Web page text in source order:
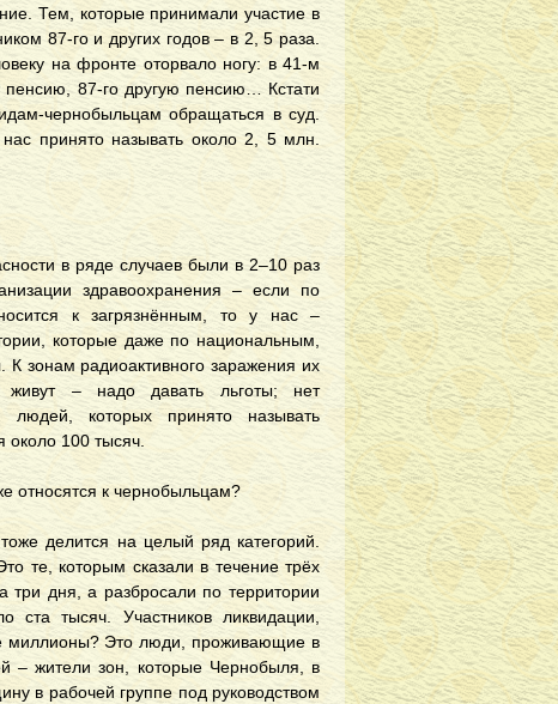
Тем, которые принимали участие в
87-го и других годов – в 2, 5 раза.
на фронте оторвало ногу: в 41-м
87-го другую пенсию… Кстати
чернобыльцам обращаться в суд.
принято называть около 2, 5 млн.
в ряде случаев были в 2–10 раз
здравоохранения – если по
к загрязнённым, то у нас –
которые даже по национальным,
зонам радиоактивного заражения их
живут – надо давать льготы; нет
которых принято называть
около 100 тысяч.
относятся к чернобыльцам?
делится на целый ряд категорий.
те, которым сказали в течение трёх
три дня, а разбросали по территории
ста тысяч. Участников ликвидации,
миллионы? Это люди, проживающие в
– жители зон, которые Чернобыля, в
в рабочей группе под руководством